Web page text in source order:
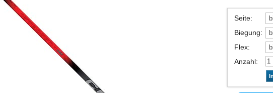
Seite:
Biegung:
Flex:
Anzahl: